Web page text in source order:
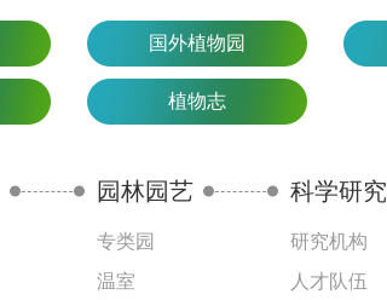
国外植物园
植物志
园林园艺
专类园
温室
科学研究
研究机构
人才队伍